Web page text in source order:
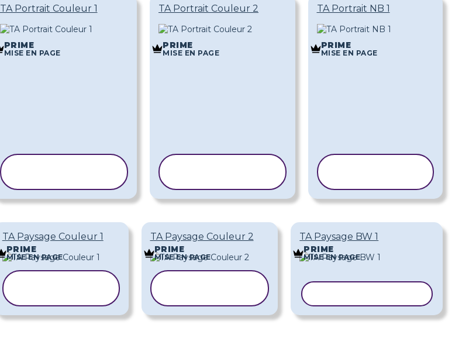
TA Portrait Couleur 1
PRIME
MISE EN PAGE
TA Portrait Couleur 2
PRIME
MISE EN PAGE
TA Portrait NB 1
PRIME
MISE EN PAGE
TA Paysage Couleur 1
PRIME
MISE EN PAGE
TA Paysage Couleur 2
PRIME
MISE EN PAGE
TA Paysage BW 1
PRIME
MISE EN PAGE